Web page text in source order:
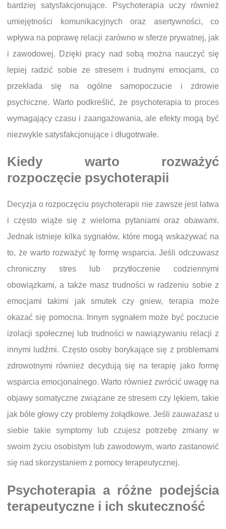
bardziej satysfakcjonujące. Psychoterapia uczy również
umiejętności komunikacyjnych oraz asertywności, co
wpływa na poprawę relacji zarówno w sferze prywatnej, jak
i zawodowej. Dzięki pracy nad sobą można nauczyć się
lepiej radzić sobie ze stresem i trudnymi emocjami, co
przekłada się na ogólne samopoczucie i zdrowie
psychiczne. Warto podkreślić, że psychoterapia to proces
wymagający czasu i zaangażowania, ale efekty mogą być
niezwykle satysfakcjonujące i długotrwałe.
Kiedy warto rozważyć
rozpoczęcie psychoterapii
Decyzja o rozpoczęciu psychoterapii nie zawsze jest łatwa
i często wiąże się z wieloma pytaniami oraz obawami.
Jednak istnieje kilka sygnałów, które mogą wskazywać na
to, że warto rozważyć tę formę wsparcia. Jeśli odczuwasz
chroniczny stres lub przytłoczenie codziennymi
obowiązkami, a także masz trudności w radzeniu sobie z
emocjami takimi jak smutek czy gniew, terapia może
okazać się pomocna. Innym sygnałem może być poczucie
izolacji społecznej lub trudności w nawiązywaniu relacji z
innymi ludźmi. Często osoby borykające się z problemami
zdrowotnymi również decydują się na terapię jako formę
wsparcia emocjonalnego. Warto również zwrócić uwagę na
objawy somatyczne związane ze stresem czy lękiem, takie
jak bóle głowy czy problemy żołądkowe. Jeśli zauważasz u
siebie takie symptomy lub czujesz potrzebę zmiany w
swoim życiu osobistym lub zawodowym, warto zastanowić
się nad skorzystaniem z pomocy terapeutycznej.
Psychoterapia a różne podejścia
terapeutyczne i ich skuteczność